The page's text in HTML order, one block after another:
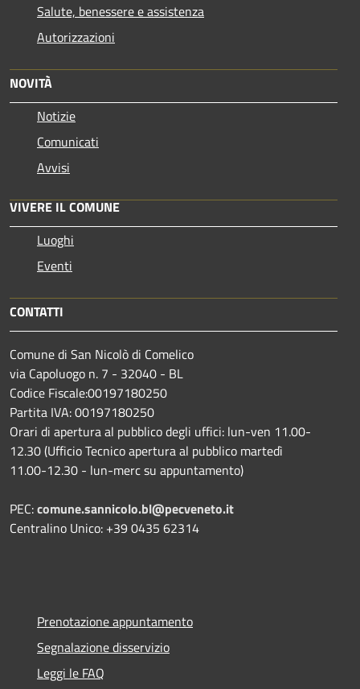
Salute, benessere e assistenza
Autorizzazioni
NOVITÀ
Notizie
Comunicati
Avvisi
VIVERE IL COMUNE
Luoghi
Eventi
CONTATTI
Comune di San Nicolò di Comelico
via Capoluogo n. 7 - 32040 - BL
Codice Fiscale:00197180250
Partita IVA: 00197180250
Orari di apertura al pubblico degli uffici: lun-ven 11.00-
12.30 (Ufficio Tecnico apertura al pubblico martedì
11.00-12.30 - lun-merc su appuntamento)
PEC:comune.sannicolo.bl@pecveneto.it
Centralino Unico: +39 0435 62314
Prenotazione appuntamento
Segnalazione disservizio
Leggi le FAQ